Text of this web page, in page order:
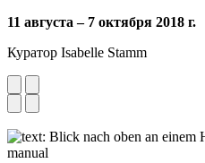
11 августа – 7 октября 2018 г.
Куратор Isabelle Stamm